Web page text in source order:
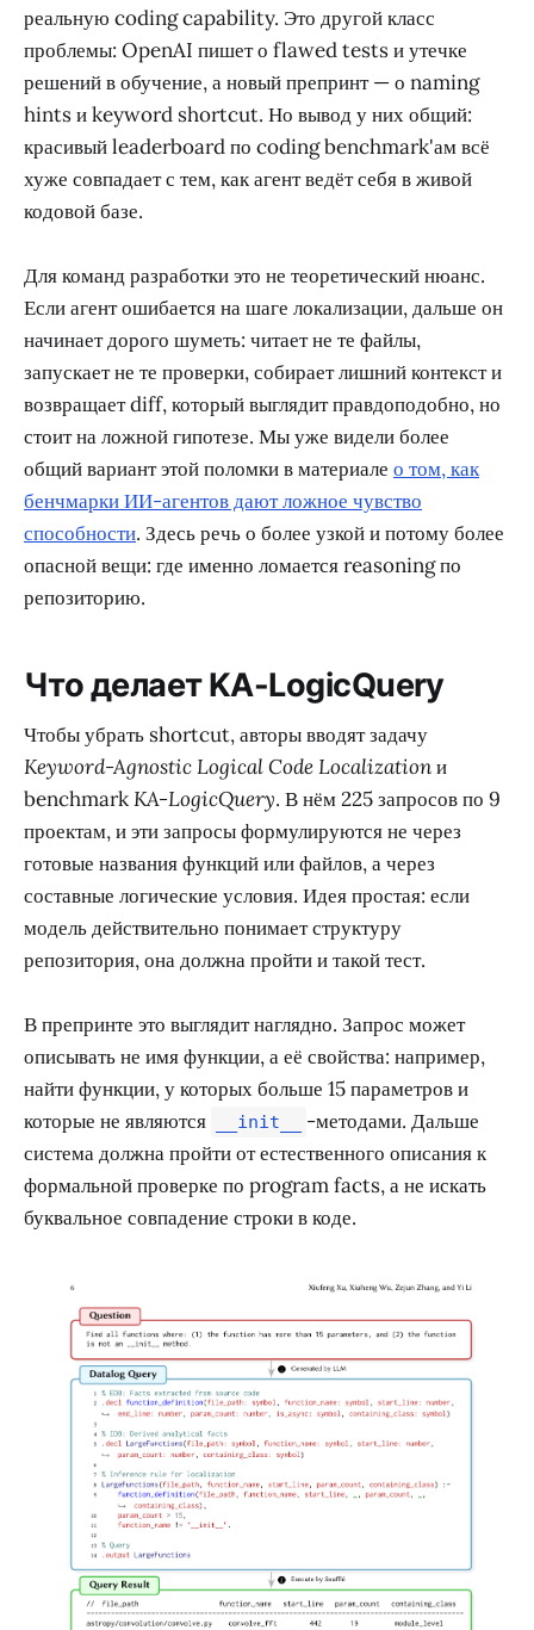
реальную coding capability. Это другой класс
проблемы: OpenAI пишет о flawed tests и утечке
решений в обучение, а новый препринт — о naming
hints и keyword shortcut. Но вывод у них общий:
красивый leaderboard по coding benchmark'ам всё
хуже совпадает с тем, как агент ведёт себя в живой
кодовой базе.
Для команд разработки это не теоретический нюанс.
Если агент ошибается на шаге локализации, дальше он
начинает дорого шуметь: читает не те файлы,
запускает не те проверки, собирает лишний контекст и
возвращает diff, который выглядит правдоподобно, но
стоит на ложной гипотезе. Мы уже видели более
общий вариант этой поломки в материале о том, как
бенчмарки ИИ-агентов дают ложное чувство
способности. Здесь речь о более узкой и потому более
опасной вещи: где именно ломается reasoning по
репозиторию.
Что делает KA-LogicQuery
Чтобы убрать shortcut, авторы вводят задачу
Keyword-Agnostic Logical Code Localizationи
benchmarkKA-LogicQuery. В нём 225 запросов по 9
проектам, и эти запросы формулируются не через
готовые названия функций или файлов, а через
составные логические условия. Идея простая: если
модель действительно понимает структуру
репозитория, она должна пройти и такой тест.
В препринте это выглядит наглядно. Запрос может
описывать не имя функции, а её свойства: например,
найти функции, у которых больше 15 параметров и
которые не являются
__init__
-методами. Дальше
система должна пройти от естественного описания к
формальной проверке по program facts, а не искать
буквальное совпадение строки в коде.